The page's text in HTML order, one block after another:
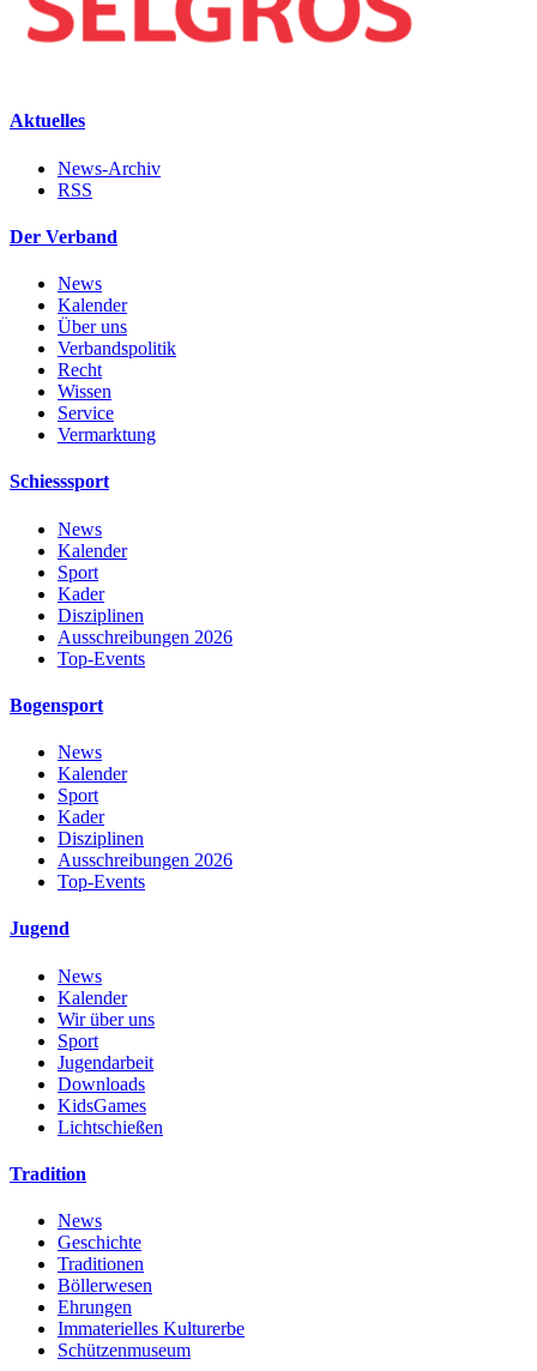
Aktuelles
News-Archiv
RSS
Der Verband
News
Kalender
Über uns
Verbandspolitik
Recht
Wissen
Service
Vermarktung
Schiesssport
News
Kalender
Sport
Kader
Disziplinen
Ausschreibungen 2026
Top-Events
Bogensport
News
Kalender
Sport
Kader
Disziplinen
Ausschreibungen 2026
Top-Events
Jugend
News
Kalender
Wir über uns
Sport
Jugendarbeit
Downloads
KidsGames
Lichtschießen
Tradition
News
Geschichte
Traditionen
Böllerwesen
Ehrungen
Immaterielles Kulturerbe
Schützenmuseum